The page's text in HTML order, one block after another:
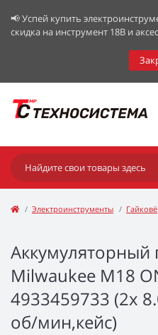
📢 Успей купить
скидка на инструмент 18В и
Электроинструменты
Аккумуляторный
Milwaukee M18
4933459733 (2x
об/мин,кейс)